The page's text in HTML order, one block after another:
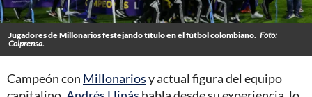
Jugadores de Millonarios festejando título en el fútbol colombiano. Foto:
Colprensa.
Campeón con Millonariosy actual figura del equipo